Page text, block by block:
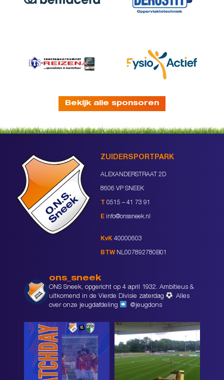
Bekijk alle sponsoren
ZUIDERSPORTPARK
ALEXANDERSTRAAT 2D
8606 VP SNEEK
T 0515 – 41 73 91
E info@onssneek.nl
KvK 40000603
BTW NL007892780B01
ons_sneek
ONS Sneek, opgericht op 4 april 1932. Ambitieus &
uitkomend in de Vierde Divisie zaterdag
Alles
over onze jeugdafdeling
@jeugdons